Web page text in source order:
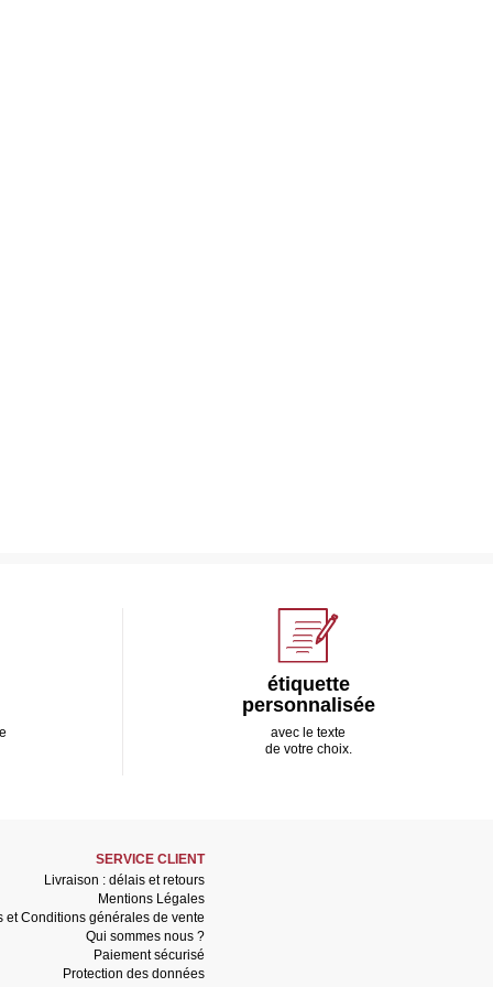
étiquette
personnalisée
avec le texte
de votre choix.
SERVICE CLIENT
Livraison : délais et retours
Mentions Légales
et Conditions générales de vente
Qui sommes nous ?
Paiement sécurisé
Protection des données